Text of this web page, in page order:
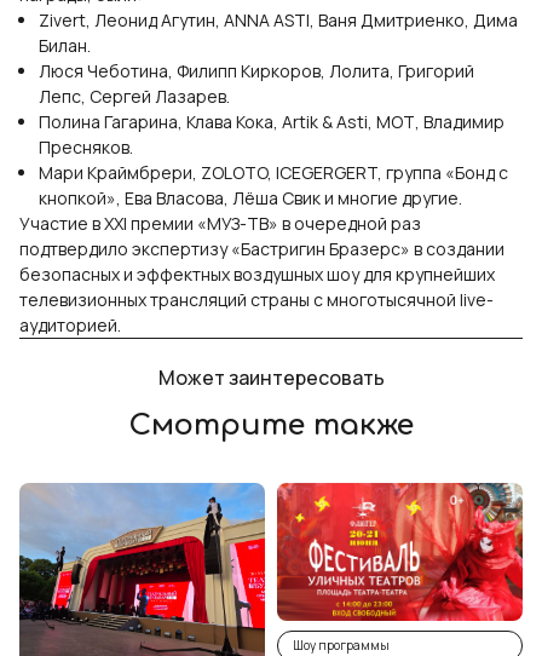
Zivert, Леонид Агутин, ANNA ASTI, Ваня Дмитриенко, Дима
Билан.
Люся Чеботина, Филипп Киркоров, Лолита, Григорий
Лепс, Сергей Лазарев.
Полина Гагарина, Клава Кока, Artik & Asti, МОТ, Владимир
Пресняков.
Мари Краймбрери, ZOLOTO, ICEGERGERT, группа «Бонд с
кнопкой», Ева Власова, Лёша Свик и многие другие.
Участие в XXI премии «МУЗ-ТВ» в очередной раз
подтвердило экспертизу «Бастригин Бразерс» в создании
безопасных и эффектных воздушных шоу для крупнейших
телевизионных трансляций страны с многотысячной live-
аудиторией.
Может заинтересовать
Смотрите также
Шоу программы